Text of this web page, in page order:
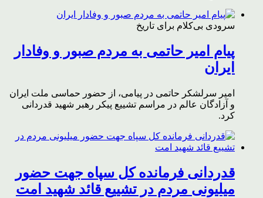
سرودی بی‌کلام برای تاریخ
پیام امیر حاتمی به مردم صبور و وفادار
ایران
امیر سرلشکر حاتمی در پیامی، از حضور حماسی ملت ایران
و آزادگان عالم در مراسم تشییع پیکر رهبر شهید قدردانی
کرد.
قدردانی فرمانده کل سپاه جهت حضور
میلیونی مردم در تشییع قائد شهید امت